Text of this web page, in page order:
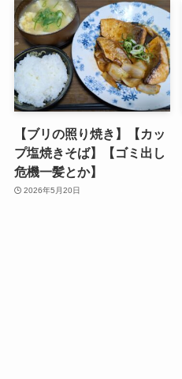
【ブリの照り焼き】【カッ
プ塩焼きそば】【ゴミ出し
危機一髪とか】
2026年5月20日